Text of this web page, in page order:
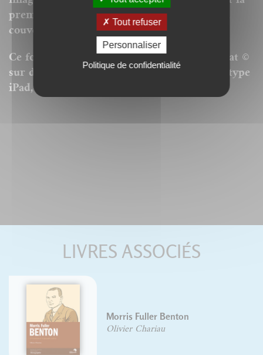
première page du livre est remplacée par la
couverture.
Ce format peut être lu par le logiciel Acrobat ©
sur des ordinateurs ou tablettes tactiles de type
iPad, Archos, Asus ou autres.
LIVRES ASSOCIÉS
Morris Fuller Benton
Olivier Chariau
Tout refuser
Personnaliser
Politique de confidentialité